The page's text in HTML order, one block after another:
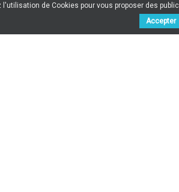
de Cookies pour vous proposer des
Accepter